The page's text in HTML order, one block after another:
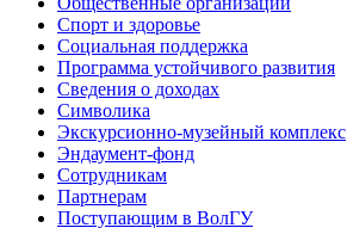
Спорт и здоровье
Социальная поддержка
Программа устойчивого развития
Сведения о доходах
Символика
Экскурсионно-музейный комплекс
Эндаумент-фонд
Сотрудникам
Партнерам
Поступающим в ВолГУ